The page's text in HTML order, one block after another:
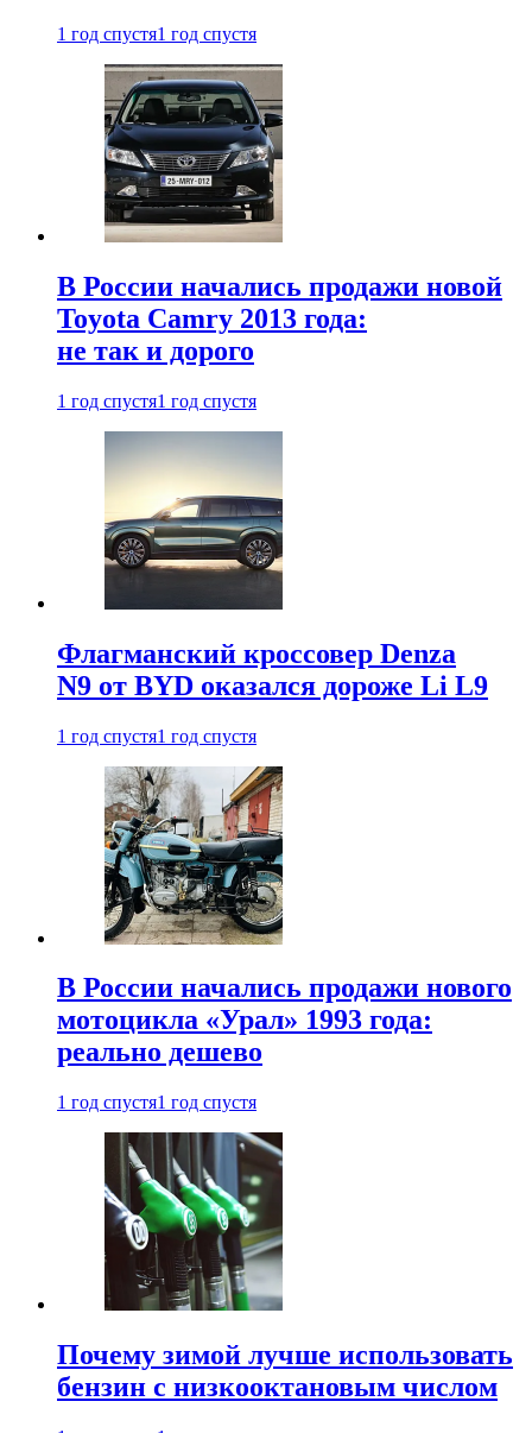
1 год спустя1 год спустя
В России начались продажи новой
Toyota Camry 2013 года:
не так и дорого
1 год спустя1 год спустя
Флагманский кроссовер Denza
N9 от BYD оказался дороже Li L9
1 год спустя1 год спустя
В России начались продажи нового
мотоцикла «Урал» 1993 года:
реально дешево
1 год спустя1 год спустя
Почему зимой лучше использовать
бензин с низкооктановым числом